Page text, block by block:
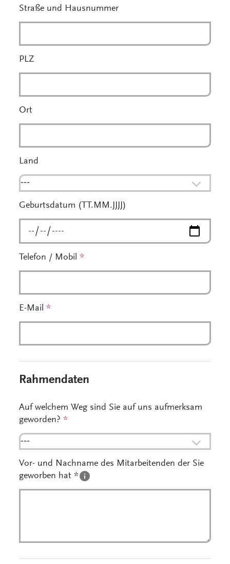
Straße und Hausnummer
PLZ
Ort
Land
---
Geburtsdatum (TT.MM.JJJJ)
Telefon / Mobil*
E-Mail*
Rahmendaten
Auf welchem Weg sind Sie auf uns aufmerksam
geworden?*
---
Vor- und Nachname des Mitarbeitenden der Sie
geworben hat *